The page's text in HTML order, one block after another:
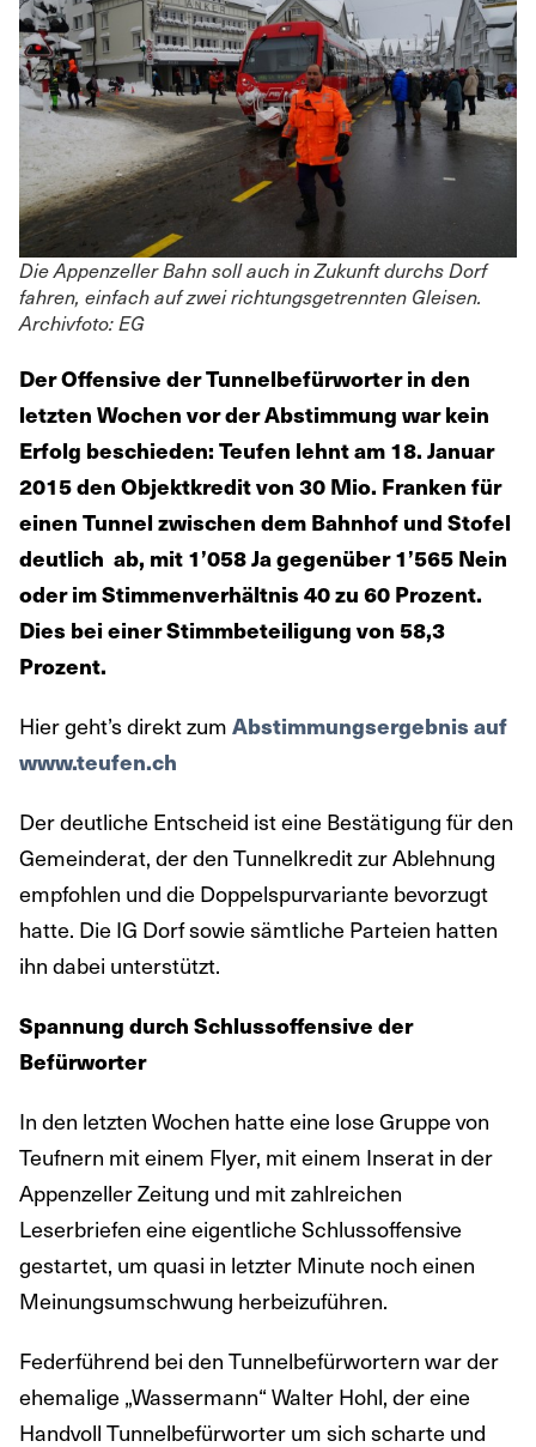
Die Appenzeller Bahn soll auch in Zukunft durchs Dorf
fahren, einfach auf zwei richtungsgetrennten Gleisen.
Archivfoto: EG
Der Offensive der Tunnelbefürworter in den
letzten Wochen vor der Abstimmung war kein
Erfolg beschieden: Teufen lehnt am 18. Januar
2015 den Objektkredit von 30 Mio. Franken für
einen Tunnel zwischen dem Bahnhof und Stofel
deutlich ab, mit 1’058 Ja gegenüber 1’565 Nein
oder im Stimmenverhältnis 40 zu 60 Prozent.
Dies bei einer Stimmbeteiligung von 58,3
Prozent.
Hier geht’s direkt zumAbstimmungsergebnis auf
www.teufen.ch
Der deutliche Entscheid ist eine Bestätigung für den
Gemeinderat, der den Tunnelkredit zur Ablehnung
empfohlen und die Doppelspurvariante bevorzugt
hatte. Die IG Dorf sowie sämtliche Parteien hatten
ihn dabei unterstützt.
Spannung durch Schlussoffensive der
Befürworter
In den letzten Wochen hatte eine lose Gruppe von
Teufnern mit einem Flyer, mit einem Inserat in der
Appenzeller Zeitung und mit zahlreichen
Leserbriefen eine eigentliche Schlussoffensive
gestartet, um quasi in letzter Minute noch einen
Meinungsumschwung herbeizuführen.
Federführend bei den Tunnelbefürwortern war der
ehemalige „Wassermann“ Walter Hohl, der eine
Handvoll Tunnelbefürworter um sich scharte und